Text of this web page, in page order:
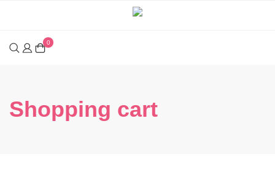
0
Shopping cart